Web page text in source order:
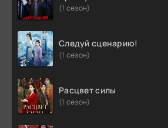
(1 сезон)
Следуй сценарию!
(1 сезон)
Расцвет силы
(1 сезон)